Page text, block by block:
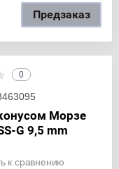
Предзаказ
0
Морзе
G 9,5 mm
к сравнению